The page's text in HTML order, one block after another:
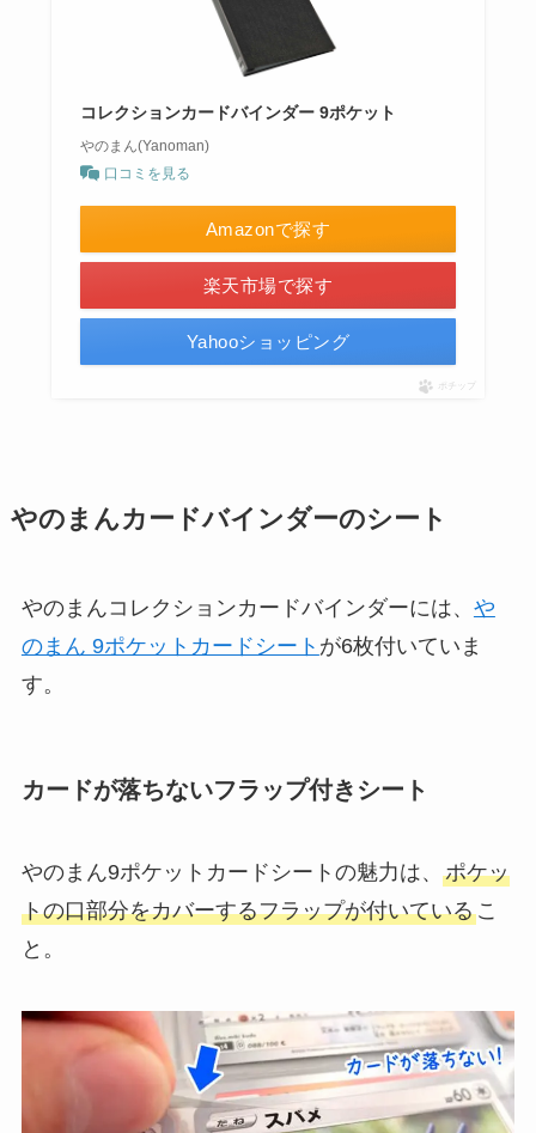
コレクションカードバインダー 9ポケット
やのまん(Yanoman)
口コミを見る
Amazonで探す
楽天市場で探す
Yahooショッピング
ポチップ
やのまんカードバインダーのシート
やのまんコレクションカードバインダーには、 や
のまん 9ポケットカードシート が6枚付いていま
す。
カードが落ちないフラップ付きシート
やのまん9ポケットカードシートの魅力は、 ポケッ
トの口部分をカバーするフラップが付いているこ
と。